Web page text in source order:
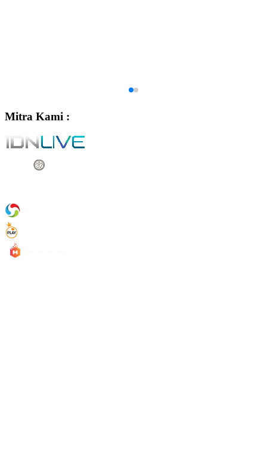
Mitra Kami :